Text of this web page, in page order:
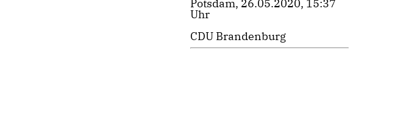
Potsdam, 26.05.2020, 15:37
Uhr
CDU Brandenburg